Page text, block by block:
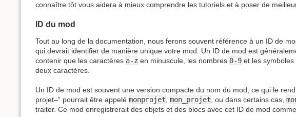
connaître tôt vous aidera à mieux comprendre les tutoriels et à poser de
ID du mod
Tout au long de la documentation, nous ferons souvent référence à un ID de
qui devrait identifier de manière unique votre mod. Un ID de mod est
contenir que les caractères a-z en minuscule, les nombres 0-9 et les symboles
deux caractères.
Un ID de mod est souvent une version compacte du nom du mod, ce qui le
projet–” pourrait être appelé monprojet, mon_projet, ou dans certains cas,
traiter. Ce mod enregistrerait des objets et des blocs avec cet ID de mod